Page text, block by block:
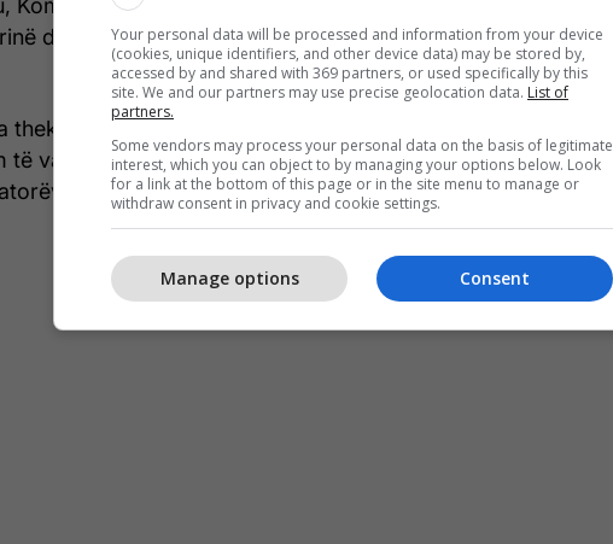
Komisioni Verifikues është në bashkëpunim të ngushtë me
dhe organet e hetuesisë për trajtimin e mëtejmë të
theksuar se mbetet e përkushtuar për transparencë dhe
të vazhdueshëm të qytetarëve, në funksion të mbrojtjes së
dhe adresimit të ankesave të tyre.
Your personal data will be processed and information from your device
(cookies, unique identifiers, and other device data) may be stored by,
accessed by and shared with 369 partners, or used specifically by this
site. We and our partners may use precise geolocation data. List of
partners.
Some vendors may process your personal data on the basis of legitimate
interest, which you can object to by managing your options below. Look
for a link at the bottom of this page or in the site menu to manage or
withdraw consent in privacy and cookie settings.
Consent
Manage options